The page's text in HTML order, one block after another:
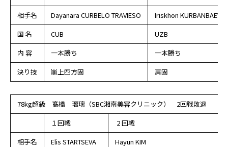
相手名
Dayanara CURBELO TRAVIESO
Iriskhon KURBANBAEVA
国 名
CUB
UZB
内 容
一本勝ち
一本勝ち
決り技
崩上四方固 肩固
78kg超級 髙橋 瑠璃（SBC湘南美容クリニック） 2回戦敗退
１回戦
2 回戦
相手名
Elis STARTSEVA
Hayun KIM